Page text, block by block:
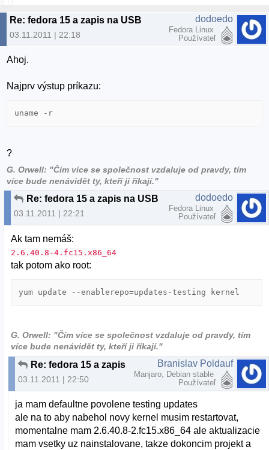
Re: fedora 15 a zapis na USB
03.11.2011 | 22:18
dodoedo
Fedora Linux
Používateľ
Ahoj.
Najprv výstup príkazu:
uname -r
?
G. Orwell: "Čím více se společnost vzdaluje od pravdy, tím
více bude nenávidět ty, kteří ji říkají."
Re: fedora 15 a zapis na USB
03.11.2011 | 22:21
dodoedo
Fedora Linux
Používateľ
Ak tam nemáš:
2.6.40.8-4.fc15.x86_64
tak potom ako root:
yum update --enablerepo=updates-testing kernel
G. Orwell: "Čím více se společnost vzdaluje od pravdy, tím
více bude nenávidět ty, kteří ji říkají."
Re: fedora 15 a zapis na USB
03.11.2011 | 22:50
Branislav Poldauf
Manjaro, Debian stable
Používateľ
ja mam defaultne povolene testing updates
ale na to aby nabehol novy kernel musim restartovat,
momentalne mam 2.6.40.8-2.fc15.x86_64 ale aktualizacie
mam vsetky uz nainstalovane, takze dokoncim projekt a